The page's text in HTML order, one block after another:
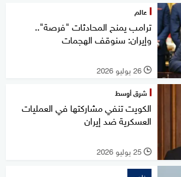
عالم
ترامب يمنح المحادثات "فرصة"..
وإيران: سنوقف الهجمات
l 26 يوليو 2026
شرق أوسط
الكويت تنفي مشاركتها في العمليات
العسكرية ضد إيران
l 25 يوليو 2026